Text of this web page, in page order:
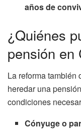
años de
¿Quiénes
pensión en
La reforma también
heredar una
condiciones
Cónyuge o